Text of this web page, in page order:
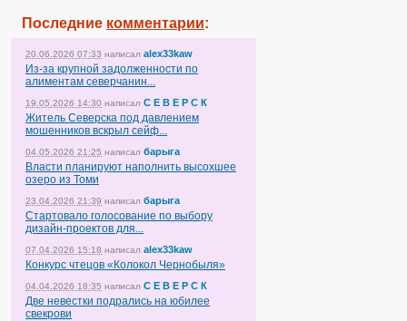
Последние комментарии:
20.06.2026 07:33 написал alex33kaw
Из-за крупной задолженности по
алиментам северчанин...
19.05.2026 14:30 написал С Е В Е Р С К
Житель Северска под давлением
мошенников вскрыл сейф...
04.05.2026 21:25 написал барыга
Власти планируют наполнить высохшее
озеро из Томи
23.04.2026 21:39 написал барыга
Стартовало голосование по выбору
дизайн-проектов для...
07.04.2026 15:18 написал alex33kaw
Конкурс чтецов «Колокол Чернобыля»
04.04.2026 18:35 написал С Е В Е Р С К
Две невестки подрались на юбилее
свекрови